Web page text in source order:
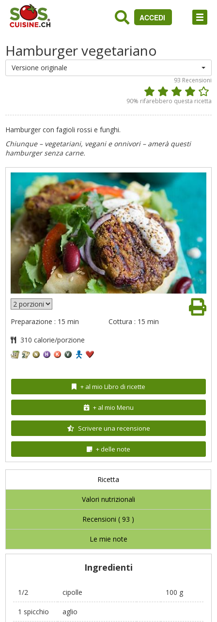
ACCEDI
Hamburger vegetariano
Versione originale
93 Recensioni
90% rifarebbero questa ricetta
Hamburger con fagioli rossi e funghi.
Chiunque – vegetariani, vegani e onnivori – amerà questi
hamburger senza carne.
Preparazione : 15 min Cottura : 15 min
310 calorie/porzione
+ al mio Libro di ricette
+ al mio Menu
Scrivere una recensione
+ delle note
Ricetta
Valori nutrizionali
Recensioni (93 )
Le mie note
Ingredienti
1/2 cipolle 100 g
1 spicchio aglio